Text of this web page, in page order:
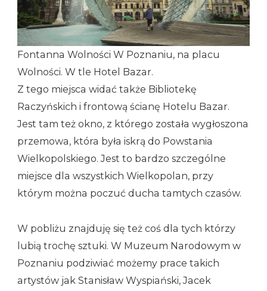
Fontanna Wolności W Poznaniu, na placu
Wolności. W tle Hotel Bazar.
Z tego miejsca widać także Bibliotekę
Raczyńskich i frontową ścianę Hotelu Bazar.
Jest tam też okno, z którego została wygłoszona
przemowa, która była iskrą do Powstania
Wielkopolskiego. Jest to bardzo szczególne
miejsce dla wszystkich Wielkopolan, przy
którym można poczuć ducha tamtych czasów.
W pobliżu znajduję się też coś dla tych którzy
lubią trochę sztuki. W Muzeum Narodowym w
Poznaniu podziwiać możemy prace takich
artystów jak Stanisław Wyspiański, Jacek